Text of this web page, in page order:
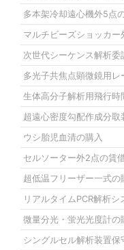
多本架冷却遠心機外5点
マルチビーズショッカー
次世代シーケンス解析委
多光子共焦点顕微鏡用レ
生体高分子解析用飛行
超遠心密度勾配作成分
ウシ胎児血清の購入
セルソーター外2点の賃
超低温フリーザー一式の
リアルタイムPCR解析シ
微量分光・蛍光光度計の
シングルセル解析装置保